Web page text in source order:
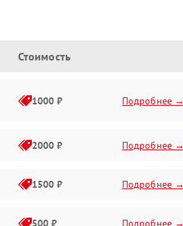
Стоимость
1000 ₽ Подробнее →
2000 ₽ Подробнее →
1500 ₽ Подробнее →
500 ₽ Подробнее →